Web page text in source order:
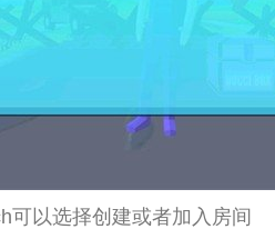
可以选择创建或者加入房间